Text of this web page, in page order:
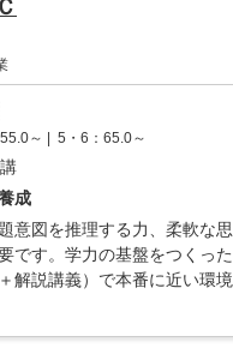
～ | 5・6：65.0～
成
意図を推理する力、柔軟な思
です。学力の基盤をつくった
解説講義）で本番に近い環境